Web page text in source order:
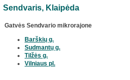
Sendvaris, Klaipėda
Gatvės Sendvario mikrorajone
Barškių g.
Sudmantų g.
Tilžės g.
Vilniaus pl.